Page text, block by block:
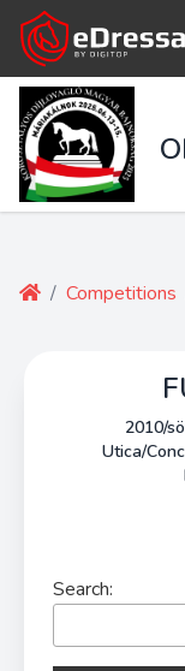
/ Competitions
2010/
Utica/
Search: